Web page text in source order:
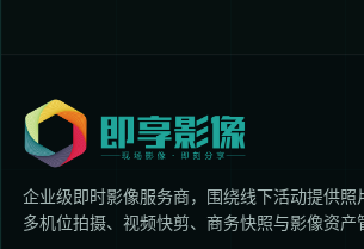
企业级即时影像服务商，围绕线下活动提供照
多机位拍摄、视频快剪、商务快照与影像资产